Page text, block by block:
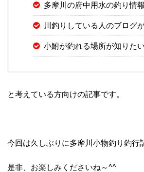
多摩川の府中用水の釣り情
川釣りしている人のブログ
小鮒が釣れる場所が知りたい
と考えている方向けの記事です。
今回は久しぶりに多摩川小物釣り釣行
是非、お楽しみくださいね～^^